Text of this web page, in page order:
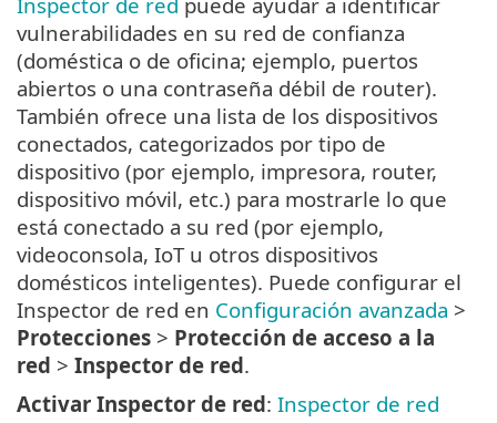
vulnerabilidades en su red de confianza
(doméstica o de oficina; ejemplo, puertos
abiertos o una contraseña débil de router).
También ofrece una lista de los dispositivos
conectados, categorizados por tipo de
dispositivo (por ejemplo, impresora, router,
dispositivo móvil, etc.) para mostrarle lo que
está conectado a su red (por ejemplo,
videoconsola, IoT u otros dispositivos
domésticos inteligentes). Puede configurar el
Inspector de red en Configuración avanzada >
Protecciones > Protección de acceso a la
red > Inspector de red.
Activar Inspector de red: Inspector de red